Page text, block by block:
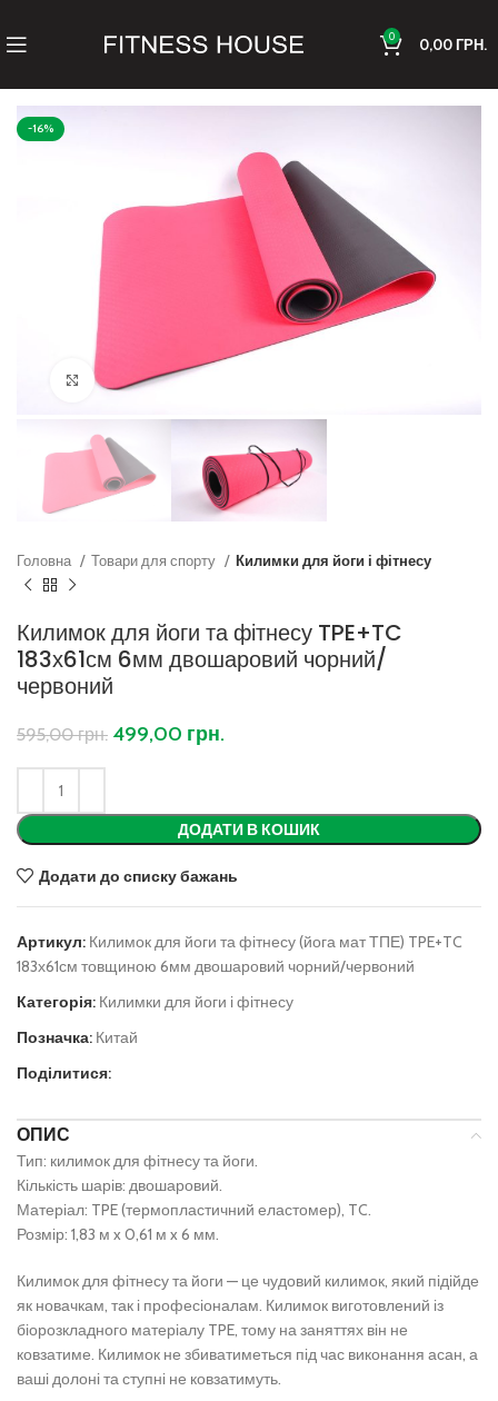
0 0,00ГРН.
-16%
Клацніть, щоб збільшити
Головна Товари для спорту Килимки для йоги і фітнесу
Килимок для йоги та фітнесу TPE+TC
183х61см 6мм двошаровий чорний/
червоний
595,00грн. 499,00 грн.
ДОДАТИ В КОШИК
Додати до списку бажань
Артикул: Килимок для йоги та фітнесу (йога мат ТПЕ) TPE+TC
183х61см товщиною 6мм двошаровий чорний/червоний
Категорія: Килимки для йоги і фітнесу
Позначка: Китай
Поділитися:
ОПИС
Тип: килимок для фітнесу та йоги.
Кількість шарів: двошаровий.
Матеріал: TPE (термопластичний еластомер), TC.
Розмір: 1,83 м x 0,61 м x 6 мм.
Килимок для фітнесу та йоги — це чудовий килимок, який підійде
як новачкам, так і професіоналам. Килимок виготовлений із
біорозкладного матеріалу TPE, тому на заняттях він не
ковзатиме. Килимок не збиватиметься під час виконання асан, а
ваші долоні та ступні не ковзатимуть.